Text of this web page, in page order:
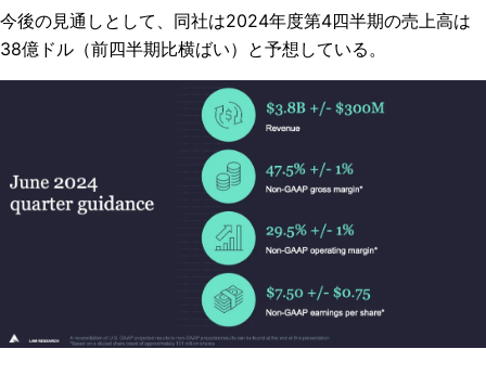
今後の見通しとして、同社は2024年度第4四半期の売上高は
38億ドル（前四半期比横ばい）と予想している。